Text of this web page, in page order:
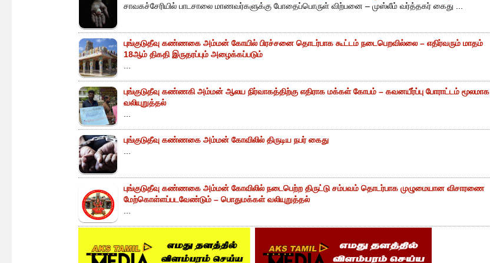
சாவகச்சேரியில் பாடசாலை மாணவர்களுக்கு போதைப்பொருள் விற்பனை – முஸ்லீம் வர்த்தகர் கைது ...
புங்குடுதீவு கண்ணகை அம்மன் கோயில் பிரச்சனை தொடர்பாக கூட்டம் நடைபெறவில்லை – எதிர்வரும் மாதம்
18ஆம் திகதி இருதரப்பும் அழைக்கப்படும்
புங்குடுதீவு கண்ணகி அம்மன் ஆலய நிர்வாகத்திற்கு எதிராக மக்கள் கோபம் – கவனயீர்ப்பு போராட்டம் மூலமாக
வலியுறுத்தல்
புங்குடுதீவு கண்ணகை அம்மன் கோவிலில் திருடிய நபர் கைது
புங்குடுதீவு கண்ணகை அம்மன் கோவிலில் நடைபெற்ற திருட்டு சம்பவம் தொடர்பாக முழுமையான விசாரணை
மேற்கொள்ளப்படவேண்டும் – பொதுமக்கள் வலியுறுத்தல்